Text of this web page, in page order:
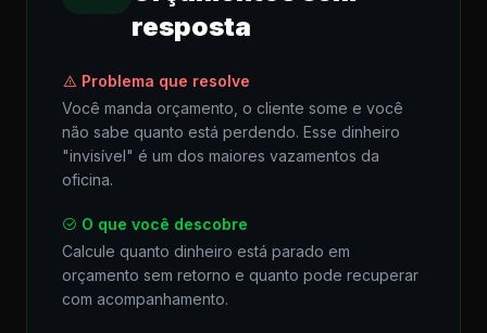
resposta
Problema que resolve
Você manda orçamento, o cliente some e você
não sabe quanto está perdendo. Esse dinheiro
"invisível" é um dos maiores vazamentos da
oficina.
O que você descobre
Calcule quanto dinheiro está parado em
orçamento sem retorno e quanto pode recuperar
com acompanhamento.